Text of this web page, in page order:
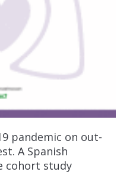
pandemic on out-
A Spanish
cohort study